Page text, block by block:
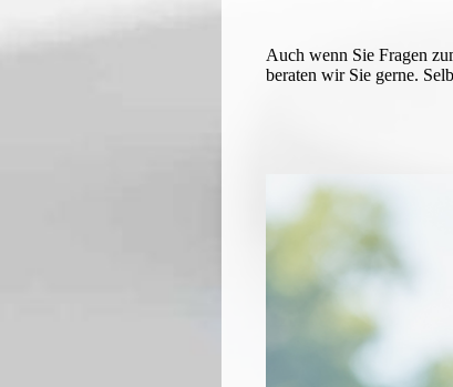
Auch wenn Sie Fragen
beraten wir Sie gerne.